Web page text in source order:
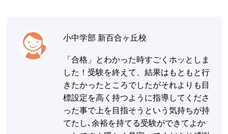
小中学部 新百合ヶ丘校
「合格」とわかった時すごくホッとしま
した！受験を終えて、結果はもともと行
きたかったところでしたがそれよりも目
標設定を高く持つように指導してくださ
った事で上を目指そうという気持ちが持
てたし､余裕を持てる受験ができてよか